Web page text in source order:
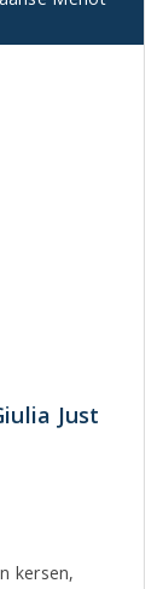
Just
kersen,